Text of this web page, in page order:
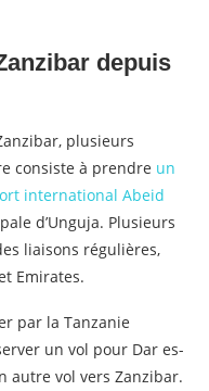
depuis
plusieurs
consiste à prendre un
international Abeid
d’Unguja. Plusieurs
liaisons régulières,
Emirates.
par la Tanzanie
un vol pour Dar es-
autre vol vers Zanzibar.